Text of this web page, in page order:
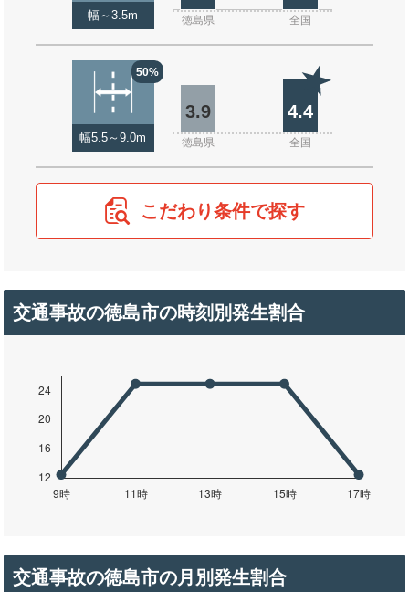
幅～3.5m 徳島県 全国
50%
幅5.5～9.0m
3.9 4.4
徳島県 全国
こだわり条件で探す
交通事故の徳島市の時刻別発生割合
交通事故の徳島市の月別発生割合